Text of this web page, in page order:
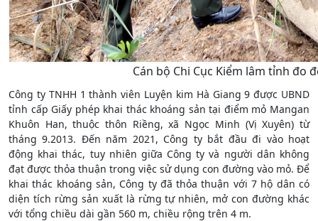
Cán bộ Chi Cục Kiểm lâm tỉnh
Công ty TNHH 1 thành viên Luyện kim Hà Giang 9 được UBND
tỉnh cấp Giấy phép khai thác khoáng sản tại điểm mỏ Mangan
Khuôn Han, thuộc thôn Riềng, xã Ngọc Minh (Vị Xuyên) từ
tháng 9.2013. Đến năm 2021, Công ty bắt đầu đi vào hoạt
động khai thác, tuy nhiên giữa Công ty và người dân không
đạt được thỏa thuận trong việc sử dụng con đường vào mỏ. Để
khai thác khoáng sản, Công ty đã thỏa thuận với 7 hộ dân có
diện tích rừng sản xuất là rừng tự nhiên, mở con đường khác
với tổng chiều dài gần 560 m, chiều rộng trên 4 m.